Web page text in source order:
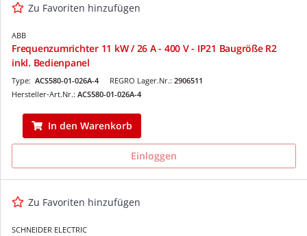
Zu Favoriten hinzufügen
ABB
Frequenzumrichter 11 kW / 26 A - 400 V - IP21 Baugröße R2
inkl. Bedienpanel
REGRO Lager.Nr.: 2906511
Type: ACS580-01-026A-4
Hersteller-Art.Nr.: ACS580-01-026A-4
In den Warenkorb
Einloggen
Zu Favoriten hinzufügen
SCHNEIDER ELECTRIC